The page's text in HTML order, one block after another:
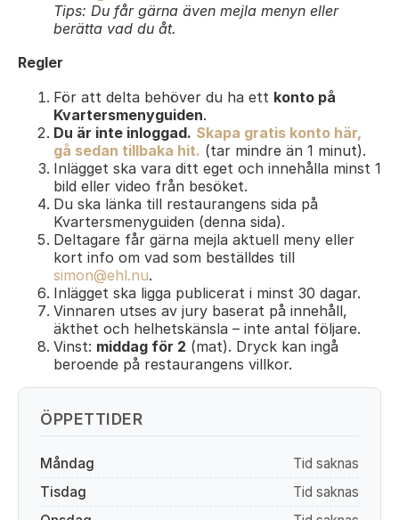
Tips: Du får gärna även mejla menyn eller
berätta vad du åt.
Regler
För att delta behöver du ha ett konto på
Kvartersmenyguiden.
Du är inte inloggad. Skapa gratis konto här,
gå sedan tillbaka hit. (tar mindre än 1 minut).
Inlägget ska vara ditt eget och innehålla minst 1
bild eller video från besöket.
Du ska länka till restaurangens sida på
Kvartersmenyguiden (denna sida).
Deltagare får gärna mejla aktuell meny eller
kort info om vad som beställdes till
simon@ehl.nu.
Inlägget ska ligga publicerat i minst 30 dagar.
Vinnaren utses av jury baserat på innehåll,
äkthet och helhetskänsla – inte antal följare.
Vinst: middag för 2 (mat). Dryck kan ingå
beroende på restaurangens villkor.
ÖPPETTIDER
Måndag
Tid saknas
Tisdag
Tid saknas